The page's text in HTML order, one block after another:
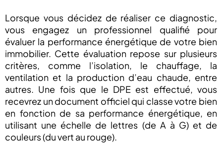
Lorsque vous décidez de réaliser ce diagnostic,
vous engagez un professionnel qualifié pour
évaluer la performance énergétique de votre bien
immobilier. Cette évaluation repose sur plusieurs
critères, comme l’isolation, le chauffage, la
ventilation et la production d’eau chaude, entre
autres. Une fois que le DPE est effectué, vous
recevrez un document officiel qui classe votre bien
en fonction de sa performance énergétique, en
utilisant une échelle de lettres (de A à G) et de
couleurs (du vert au rouge).